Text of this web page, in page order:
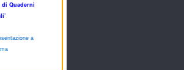
di Quaderni
a